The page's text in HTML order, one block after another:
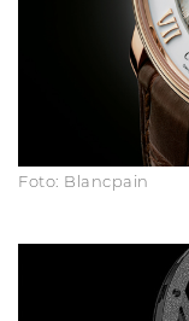
Foto: Blancpain